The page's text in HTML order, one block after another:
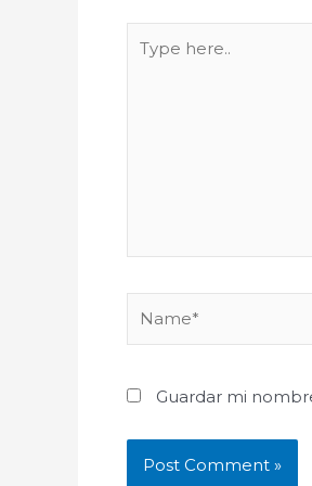
here..
Guardar mi